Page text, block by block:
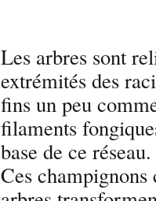
Les arbres sont
extrémités des
fins un peu
filaments
base de ce
Ces